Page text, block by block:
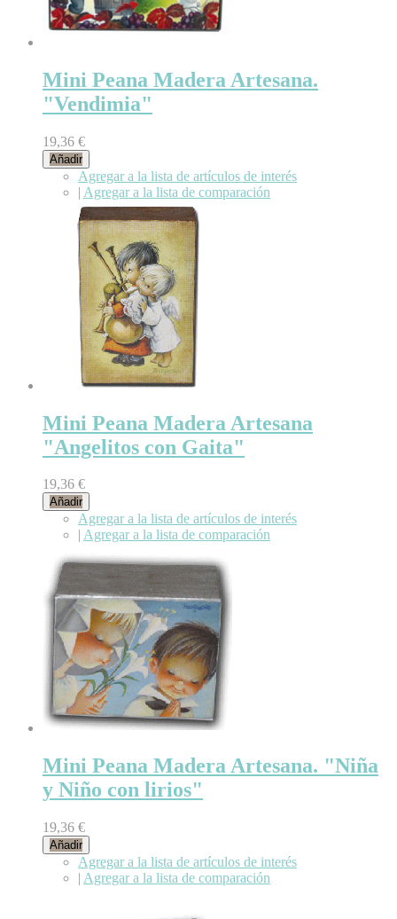
Mini Peana Madera Artesana.
"Vendimia"
19,36 €
Añadir
Agregar a la lista de artículos de interés
| Agregar a la lista de comparación
Mini Peana Madera Artesana
"Angelitos con Gaita"
19,36 €
Añadir
Agregar a la lista de artículos de interés
| Agregar a la lista de comparación
Mini Peana Madera Artesana. "Niña
y Niño con lirios"
19,36 €
Añadir
Agregar a la lista de artículos de interés
| Agregar a la lista de comparación